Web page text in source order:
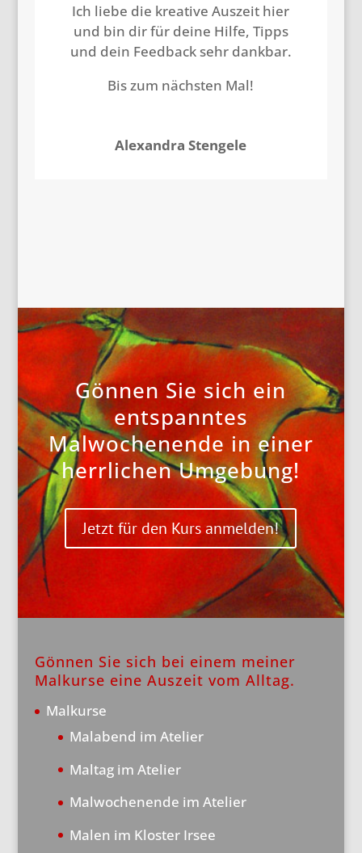
Ich liebe die kreative Auszeit hier
und bin dir für deine Hilfe, Tipps
und dein Feedback sehr dankbar.
Bis zum nächsten Mal!
Alexandra Stengele
Gönnen Sie sich ein
entspanntes
Malwochenende in einer
herrlichen Umgebung!
Jetzt für den Kurs anmelden!
Gönnen Sie sich bei einem meiner
Malkurse eine Auszeit vom Alltag.
Malkurse
Malabend im Atelier
Maltag im Atelier
Malwochenende im Atelier
Malen im Kloster Irsee